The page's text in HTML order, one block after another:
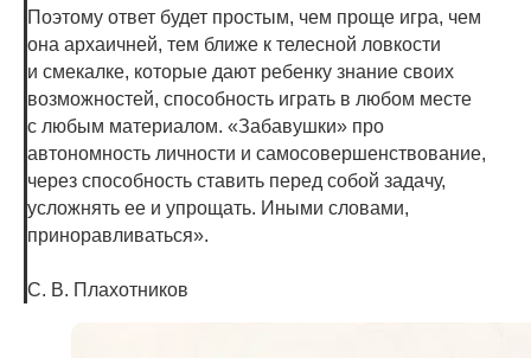
Поэтому ответ будет простым, чем проще игра, чем
она архаичней, тем ближе к телесной ловкости
и смекалке, которые дают ребенку знание своих
возможностей, способность играть в любом месте
с любым материалом. «Забавушки» про
автономность личности и самосовершенствование,
через способность ставить перед собой задачу,
усложнять ее и упрощать. Иными словами,
приноравливаться».
С. В. Плахотников